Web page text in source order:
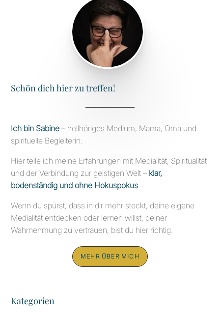
Schön dich hier zu treffen!
Ich bin Sabine – hellhöriges Medium, Mama, Oma und
spirituelle Begleiterin.
Hier teile ich meine Erfahrungen mit Medialität, Spiritualität
und der Verbindung zur geistigen Welt – klar,
bodenständig und ohne Hokuspokus.
Wenn du spürst, dass in dir mehr steckt, deine eigene
Medialität entdecken oder lernen willst, deiner
Wahrnehmung zu vertrauen, bist du hier richtig.
MEHR ÜBER MICH
Kategorien